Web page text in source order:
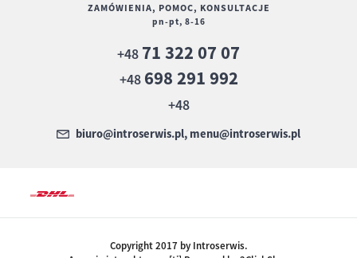
ZAMÓWIENIA, POMOC, KONSULTACJE
pn-pt, 8-16
+48 71 322 07 07
+48 698 291 992
+48
biuro@introserwis.pl, menu@introserwis.pl
Copyright 2017 by Introserwis.